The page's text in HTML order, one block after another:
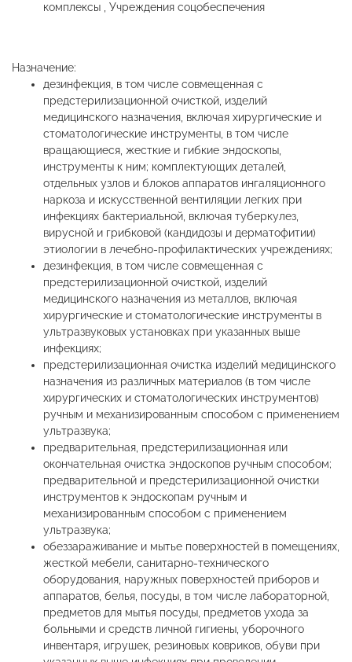
комплексы , Учреждения соцобеспечения
Назначение:
дезинфекция, в том числе совмещенная с
предстерилизационной очисткой, изделий
медицинского назначения, включая хирургические и
стоматологические инструменты, в том числе
вращающиеся, жесткие и гибкие эндоскопы,
инструменты к ним; комплектующих деталей,
отдельных узлов и блоков аппаратов ингаляционного
наркоза и искусственной вентиляции легких при
инфекциях бактериальной, включая туберкулез,
вирусной и грибковой (кандидозы и дерматофитии)
этиологии в лечебно-профилактических учреждениях;
дезинфекция, в том числе совмещенная с
предстерилизационной очисткой, изделий
медицинского назначения из металлов, включая
хирургические и стоматологические инструменты в
ультразвуковых установках при указанных выше
инфекциях;
предстерилизационная очистка изделий медицинского
назначения из различных материалов (в том числе
хирургических и стоматологических инструментов)
ручным и механизированным способом с применением
ультразвука;
предварительная, предстерилизационная или
окончательная очистка эндоскопов ручным способом;
предварительной и предстерилизационной очистки
инструментов к эндоскопам ручным и
механизированным способом с применением
ультразвука;
обеззараживание и мытье поверхностей в помещениях,
жесткой мебели, санитарно-технического
оборудования, наружных поверхностей приборов и
аппаратов, белья, посуды, в том числе лабораторной,
предметов для мытья посуды, предметов ухода за
больными и средств личной гигиены, уборочного
инвентаря, игрушек, резиновых ковриков, обуви при